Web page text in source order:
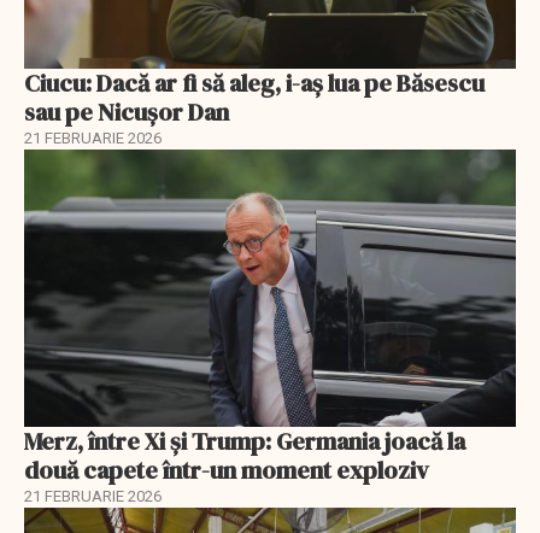
Ciucu: Dacă ar fi să aleg, i-aș lua pe Băsescu
sau pe Nicușor Dan
21 FEBRUARIE 2026
Merz, între Xi și Trump: Germania joacă la
două capete într-un moment exploziv
21 FEBRUARIE 2026